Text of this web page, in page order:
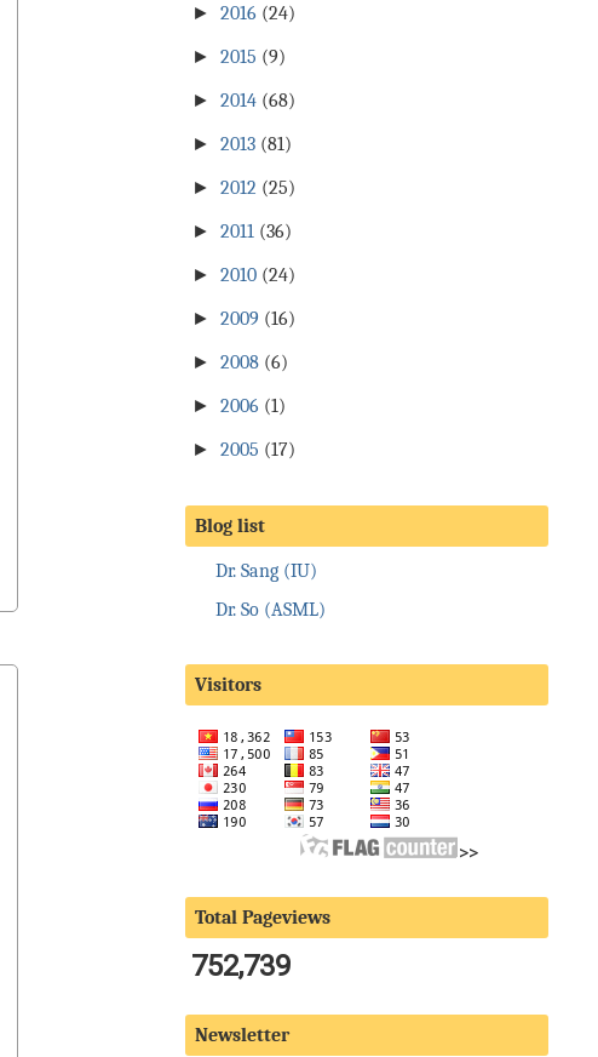
►2016 (24)
►2015 (9)
►2014 (68)
►2013 (81)
►2012 (25)
►2011 (36)
►2010 (24)
►2009 (16)
►2008 (6)
►2006 (1)
►2005 (17)
Blog list
Dr. Sang (IU)
Dr. So (ASML)
Visitors
>>
Total Pageviews
752,739
Newsletter